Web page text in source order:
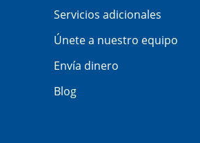
Servicios adicionales
Únete a nuestro equipo
Envía dinero
Blog